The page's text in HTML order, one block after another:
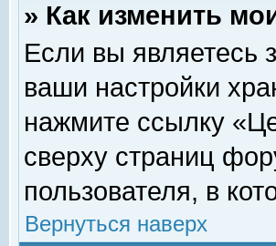
» Как изменить
Если вы являетесь
ваши настройки
нажмите ссылку
сверху страниц
пользователя, в
Вернуться наверх